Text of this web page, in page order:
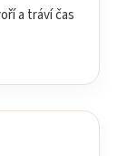
a tráví čas